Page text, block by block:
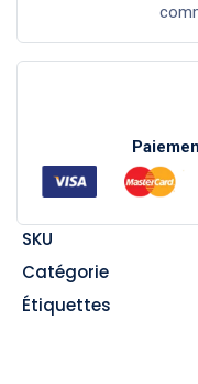
SKU
Catégorie
Étiquettes